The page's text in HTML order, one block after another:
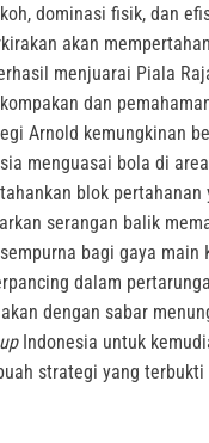
dominasi fisik, dan
akan
menjuarai Piala
dan
Arnold kemungkinan
menguasai bola di
blok pertahanan
serangan balik
bagi gaya main
dalam
dengan sabar
Indonesia untuk
strategi yang